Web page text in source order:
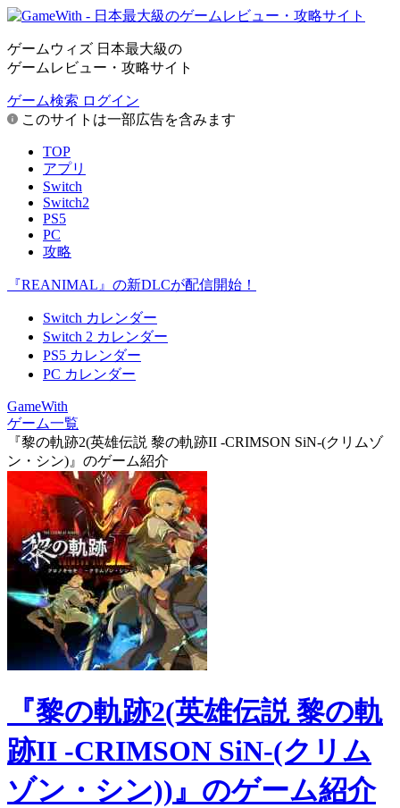
ゲームウィズ 日本最大級の
ゲームレビュー・攻略サイト
ゲーム検索 ログイン
このサイトは一部広告を含みます
TOP
アプリ
Switch
Switch2
PS5
PC
攻略
『REANIMAL』の新DLCが配信開始！
Switch カレンダー
Switch 2 カレンダー
PS5 カレンダー
PC カレンダー
GameWith
ゲーム一覧
『黎の軌跡2(英雄伝説 黎の軌跡II -CRIMSON SiN-(クリムゾ
ン・シン)』のゲーム紹介
『黎の軌跡2(英雄伝説 黎の軌
跡II -CRIMSON SiN-(クリム
ゾン・シン))』のゲーム紹介